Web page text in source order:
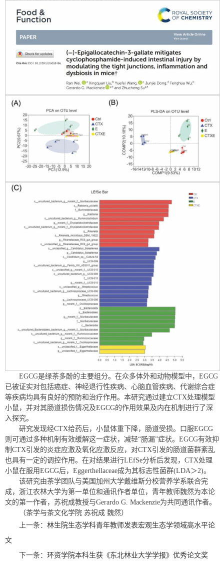
EGCG是绿茶多酚的主要组分。在众多体外和动物模型中，EGCG
已被证实对包括癌症、神经退行性疾病、心脑血管疾病、代谢综合症
等疾病均具有良好的预防和治疗作用。本研究通过建立CTX处理模型
小鼠，并对其肠道损伤情况及EGCG的作用效果及内在机制进行了深
入探究。
研究发现经CTX给药后，小鼠体重下降，肠道受损。口服EGCG
则可通过多种机制有效缓解这一症状，减轻“肠漏”症状。EGCG有效抑
制CTX引发的炎症应激及氧化应激反应，对CTX引发的肠道菌群紊乱
也具有一定的调控作用。在对结果进行LEfSe分析后发现，CTX处理
小鼠在服用EGCG后，Eggerthellaceae成为其标志性菌群(LDA＞2)。
该研究由茶学团队与美国加州大学戴维斯分校营养学系联合完
成，浙江农林大学为第一单位和通讯作者单位，青年教师魏然为本论
文的第一作者，苏祝成教授与Gerardo G. Mackenzie为共同通讯作者。
（茶学与茶文化学院 苏祝成 魏然）
上一条： 林生院生态学科青年教师发表宏观生态学领域高水平论
文
下一条： 环资学院本科生获《东北林业大学学报》优秀论文奖